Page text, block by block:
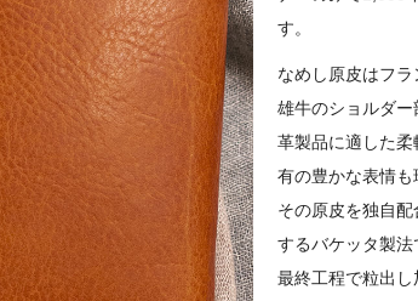
す。
なめし原皮はフ
雄牛のショルダ
革製品に適した
有の豊かな表情
その原皮を独自
するバケッタ製
最終工程で粒出